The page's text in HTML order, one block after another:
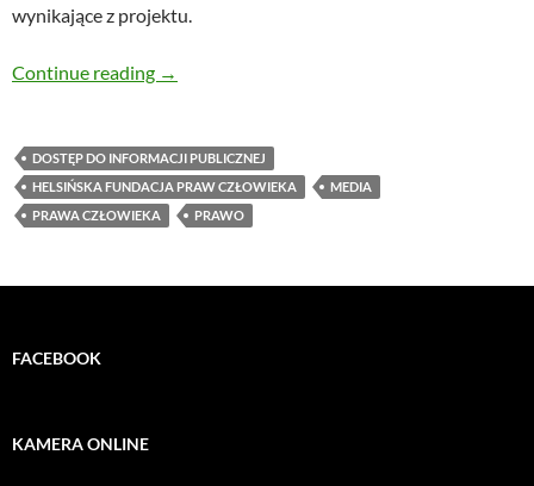
wynikające z projektu.
Continue reading HFPC: Najważniejsze problemy wynikające
→
DOSTĘP DO INFORMACJI PUBLICZNEJ
HELSIŃSKA FUNDACJA PRAW CZŁOWIEKA
MEDIA
PRAWA CZŁOWIEKA
PRAWO
FACEBOOK
KAMERA ONLINE